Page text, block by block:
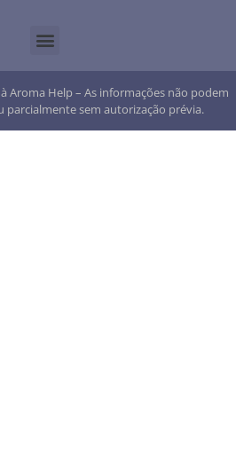
Aroma Help – As informações não podem
parcialmente sem autorização prévia.